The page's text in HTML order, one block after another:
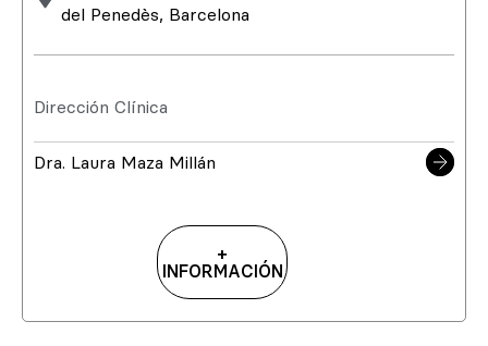
del Penedès, Barcelona
Dirección Clínica
Dra. Laura Maza Millán
+
INFORMACIÓN